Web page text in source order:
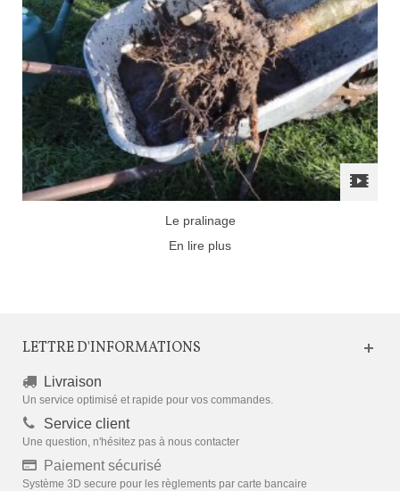
Le pralinage
En lire plus
LETTRE D'INFORMATIONS
Livraison
Un service optimisé et rapide pour vos commandes.
Service client
Une question, n'hésitez pas à nous contacter
Paiement sécurisé
Système 3D secure pour les règlements par carte bancaire